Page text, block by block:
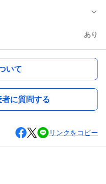
あり
いて
に質問する
リンクをコピー